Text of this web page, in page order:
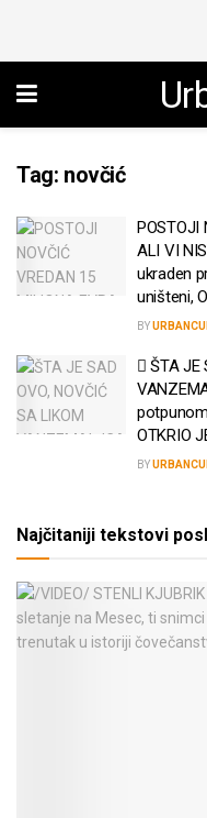
Tag: novčić
POSTOJI
ALI VI
ukraden
uništeni,
BY
ŠTA JE
OTKRIO
BY
Najčitaniji tekstovi